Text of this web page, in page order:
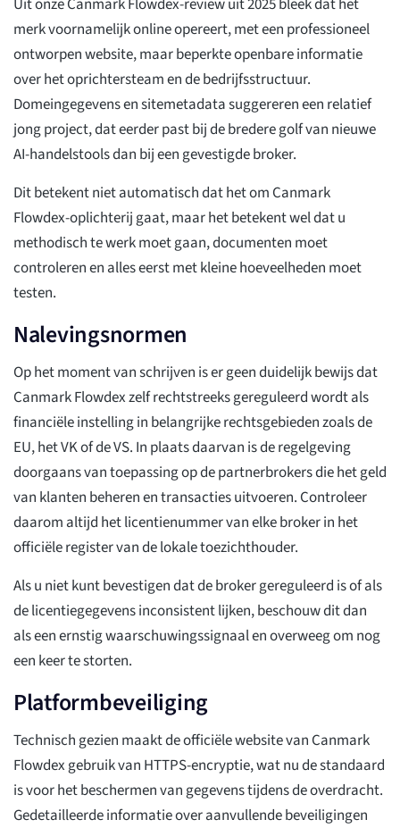
Uit onze Canmark Flowdex-review uit 2025 bleek dat het
merk voornamelijk online opereert, met een professioneel
ontworpen website, maar beperkte openbare informatie
over het oprichtersteam en de bedrijfsstructuur.
Domeingegevens en sitemetadata suggereren een relatief
jong project, dat eerder past bij de bredere golf van nieuwe
AI-handelstools dan bij een gevestigde broker.
Dit betekent niet automatisch dat het om Canmark
Flowdex-oplichterij gaat, maar het betekent wel dat u
methodisch te werk moet gaan, documenten moet
controleren en alles eerst met kleine hoeveelheden moet
testen.
Nalevingsnormen
Op het moment van schrijven is er geen duidelijk bewijs dat
Canmark Flowdex zelf rechtstreeks gereguleerd wordt als
financiële instelling in belangrijke rechtsgebieden zoals de
EU, het VK of de VS. In plaats daarvan is de regelgeving
doorgaans van toepassing op de partnerbrokers die het geld
van klanten beheren en transacties uitvoeren. Controleer
daarom altijd het licentienummer van elke broker in het
officiële register van de lokale toezichthouder.
Als u niet kunt bevestigen dat de broker gereguleerd is of als
de licentiegegevens inconsistent lijken, beschouw dit dan
als een ernstig waarschuwingssignaal en overweeg om nog
een keer te storten.
Platformbeveiliging
Technisch gezien maakt de officiële website van Canmark
Flowdex gebruik van HTTPS-encryptie, wat nu de standaard
is voor het beschermen van gegevens tijdens de overdracht.
Gedetailleerde informatie over aanvullende beveiligingen